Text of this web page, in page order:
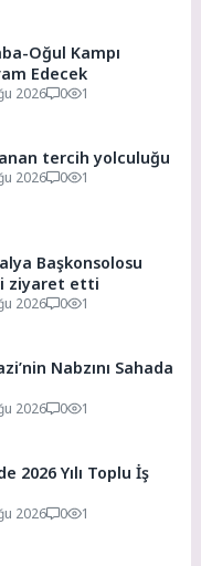
Oğul Kampı
Edecek
2026 0 1
tercih yolculuğu
2026 0 1
Başkonsolosu
ziyaret etti
2026 0 1
Nabzını Sahada
2026 0 1
2026 Yılı Toplu İş
2026 0 1